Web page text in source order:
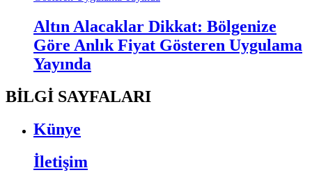
Altın Alacaklar Dikkat: Bölgenize
Göre Anlık Fiyat Gösteren Uygulama
Yayında
BİLGİ SAYFALARI
Künye
İletişim